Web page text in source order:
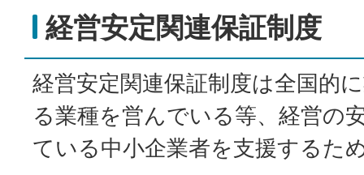
経営安定関連保証制度
経営安定関連保証制度は全国的
る業種を営んでいる等、経営の
ている中小企業者を支援するた